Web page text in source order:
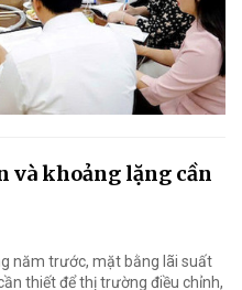
và khoảng lặng cần
năm trước, mặt bằng lãi suất
thiết để thị trường điều chỉnh,